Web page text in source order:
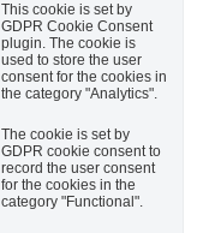
This cookie is set by
GDPR Cookie Consent
plugin. The cookie is
used to store the user
consent for the cookies in
the category "Analytics".
The cookie is set by
GDPR cookie consent to
record the user consent
for the cookies in the
category "Functional".